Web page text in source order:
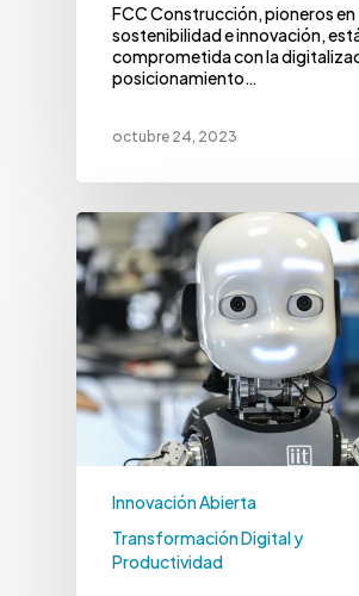
FCC Construcción, pioneros en
sostenibilidad e innovación,
comprometida con la
posicionamiento…
octubre 24, 2023
Innovación Abierta
Transformación Digital y
Productividad